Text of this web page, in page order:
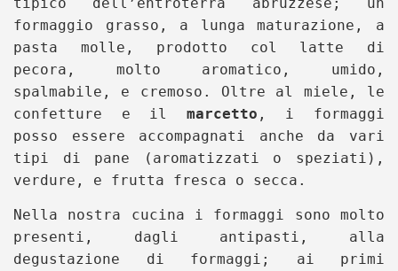
formaggio grasso, a lunga maturazione, a
pasta molle, prodotto col latte di
pecora, molto aromatico, umido,
spalmabile, e cremoso. Oltre al miele, le
confetture e il marcetto , i formaggi
posso essere accompagnati anche da vari
tipi di pane (aromatizzati o speziati),
verdure, e frutta fresca o secca.
Nella nostra cucina i formaggi sono molto
presenti, dagli antipasti, alla
degustazione di formaggi; ai primi